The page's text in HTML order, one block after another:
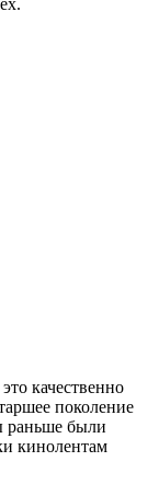
75 дюймов
в FullHD.
любители
легче
c. Впоследствии
не приходит
потребуется